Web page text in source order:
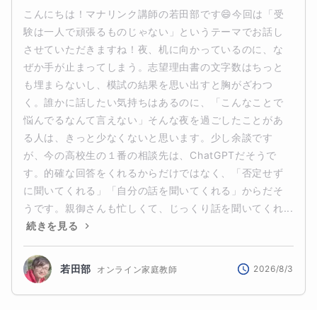
こんにちは！マナリンク講師の若田部です😄今回は「受
験は一人で頑張るものじゃない」というテーマでお話し
させていただきますね！夜、机に向かっているのに、な
ぜか手が止まってしまう。志望理由書の文字数はちっと
も埋まらないし、模試の結果を思い出すと胸がざわつ
く。誰かに話したい気持ちはあるのに、「こんなことで
悩んでるなんて言えない」そんな夜を過ごしたことがあ
る人は、きっと少なくないと思います。少し余談です
が、今の高校生の１番の相談先は、ChatGPTだそうで
す。的確な回答をくれるからだけではなく、「否定せず
に聞いてくれる」「自分の話を聞いてくれる」からだそ
うです。親御さんも忙しくて、じっくり話を聞いてくれ...
続きを見る
若田部 オンライン家庭教師 2026/8/3